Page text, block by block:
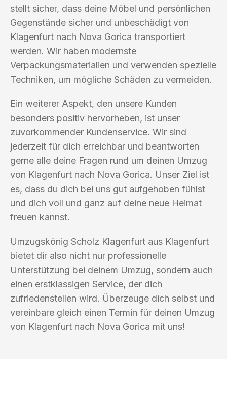
stellt sicher, dass deine Möbel und persönlichen
Gegenstände sicher und unbeschädigt von
Klagenfurt nach Nova Gorica transportiert
werden. Wir haben modernste
Verpackungsmaterialien und verwenden spezielle
Techniken, um mögliche Schäden zu vermeiden.
Ein weiterer Aspekt, den unsere Kunden
besonders positiv hervorheben, ist unser
zuvorkommender Kundenservice. Wir sind
jederzeit für dich erreichbar und beantworten
gerne alle deine Fragen rund um deinen Umzug
von Klagenfurt nach Nova Gorica. Unser Ziel ist
es, dass du dich bei uns gut aufgehoben fühlst
und dich voll und ganz auf deine neue Heimat
freuen kannst.
Umzugskönig Scholz Klagenfurt aus Klagenfurt
bietet dir also nicht nur professionelle
Unterstützung bei deinem Umzug, sondern auch
einen erstklassigen Service, der dich
zufriedenstellen wird. Überzeuge dich selbst und
vereinbare gleich einen Termin für deinen Umzug
von Klagenfurt nach Nova Gorica mit uns!